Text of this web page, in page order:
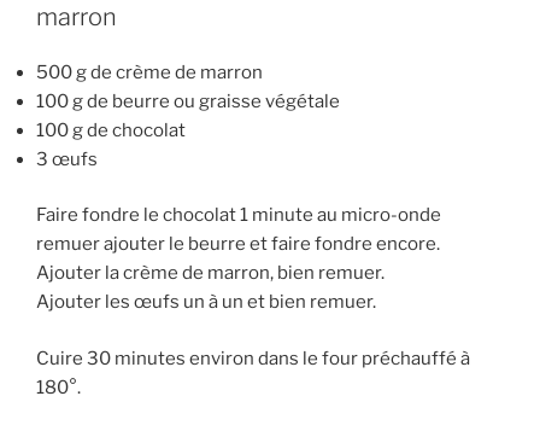
marron
500 g de crème de marron
100 g de beurre ou graisse végétale
100 g de chocolat
3 œufs
Faire fondre le chocolat 1 minute au micro-onde
remuer ajouter le beurre et faire fondre encore.
Ajouter la crème de marron, bien remuer.
Ajouter les œufs un à un et bien remuer.
Cuire 30 minutes environ dans le four préchauffé à
180°.